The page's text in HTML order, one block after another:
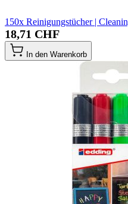
150x Reinigungstücher |
18,71 CHF
In den Warenkorb